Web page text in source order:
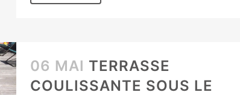
06 MAI TERRASSE
COULISSANTE SOUS LE